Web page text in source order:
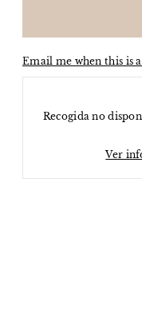
Email me when this is
Recogida no
Ver